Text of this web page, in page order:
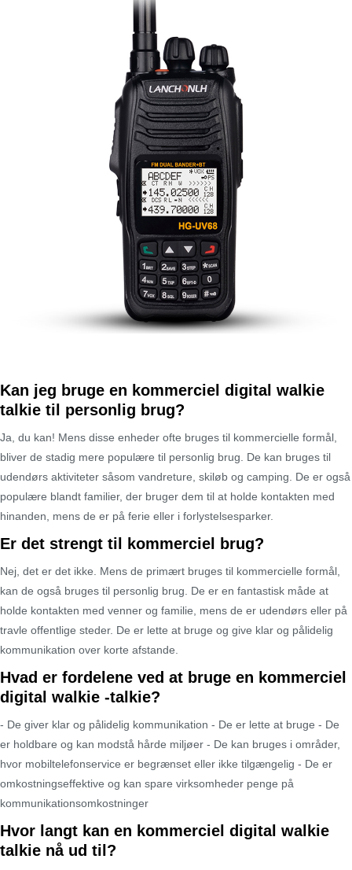
Kan jeg bruge en kommerciel digital walkie
talkie til personlig brug?
Ja, du kan! Mens disse enheder ofte bruges til kommercielle formål,
bliver de stadig mere populære til personlig brug. De kan bruges til
udendørs aktiviteter såsom vandreture, skiløb og camping. De er også
populære blandt familier, der bruger dem til at holde kontakten med
hinanden, mens de er på ferie eller i forlystelsesparker.
Er det strengt til kommerciel brug?
Nej, det er det ikke. Mens de primært bruges til kommercielle formål,
kan de også bruges til personlig brug. De er en fantastisk måde at
holde kontakten med venner og familie, mens de er udendørs eller på
travle offentlige steder. De er lette at bruge og give klar og pålidelig
kommunikation over korte afstande.
Hvad er fordelene ved at bruge en kommerciel
digital walkie -talkie?
- De giver klar og pålidelig kommunikation - De er lette at bruge - De
er holdbare og kan modstå hårde miljøer - De kan bruges i områder,
hvor mobiltelefonservice er begrænset eller ikke tilgængelig - De er
omkostningseffektive og kan spare virksomheder penge på
kommunikationsomkostninger
Hvor langt kan en kommerciel digital walkie
talkie nå ud til?